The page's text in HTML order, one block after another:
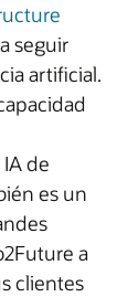
seguir
artificial.
de
es un
a
clientes